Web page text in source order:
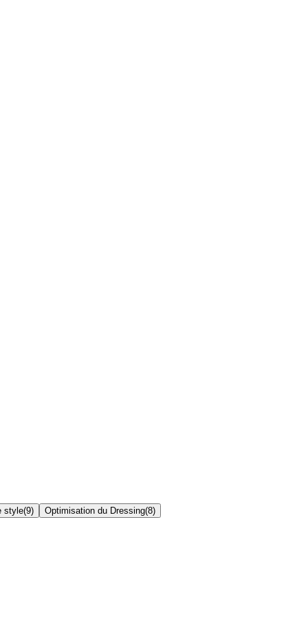
style(9) Optimisation du Dressing(8)